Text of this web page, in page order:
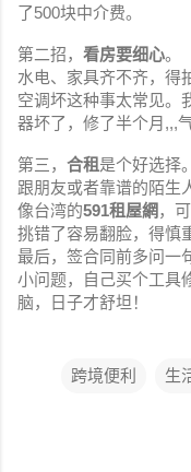
了500块中介费。
第二招， 看房要细心。
水电、家具齐不齐，得
空调坏这种事太常见。
器坏了，修了半个月,,,气
第三， 合租 是个好选择。
跟朋友或者靠谱的陌生
像台湾的591租屋網 ，
挑错了容易翻脸，得慎
最后，签合同前多问一
小问题，自己买个工具
脑，日子才舒坦！
跨境便利 生